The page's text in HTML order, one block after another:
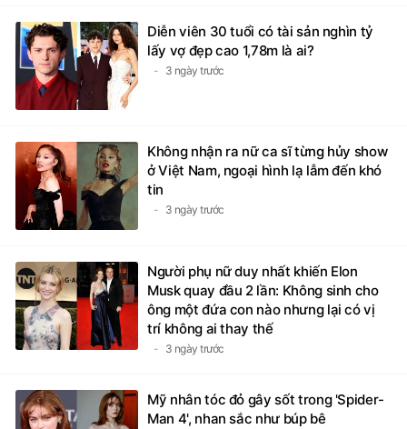
Diễn viên 30 tuổi có tài sản nghìn tỷ
lấy vợ đẹp cao 1,78m là ai?
3 ngày trước
Không nhận ra nữ ca sĩ từng hủy show
ở Việt Nam, ngoại hình lạ lẫm đến khó
tin
3 ngày trước
Người phụ nữ duy nhất khiến Elon
Musk quay đầu 2 lần: Không sinh cho
ông một đứa con nào nhưng lại có vị
trí không ai thay thế
3 ngày trước
Mỹ nhân tóc đỏ gây sốt trong 'Spider-
Man 4', nhan sắc như búp bê